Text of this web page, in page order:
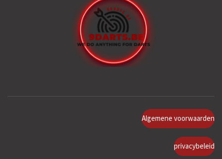
Algemene voorwaarden
privacybeleid